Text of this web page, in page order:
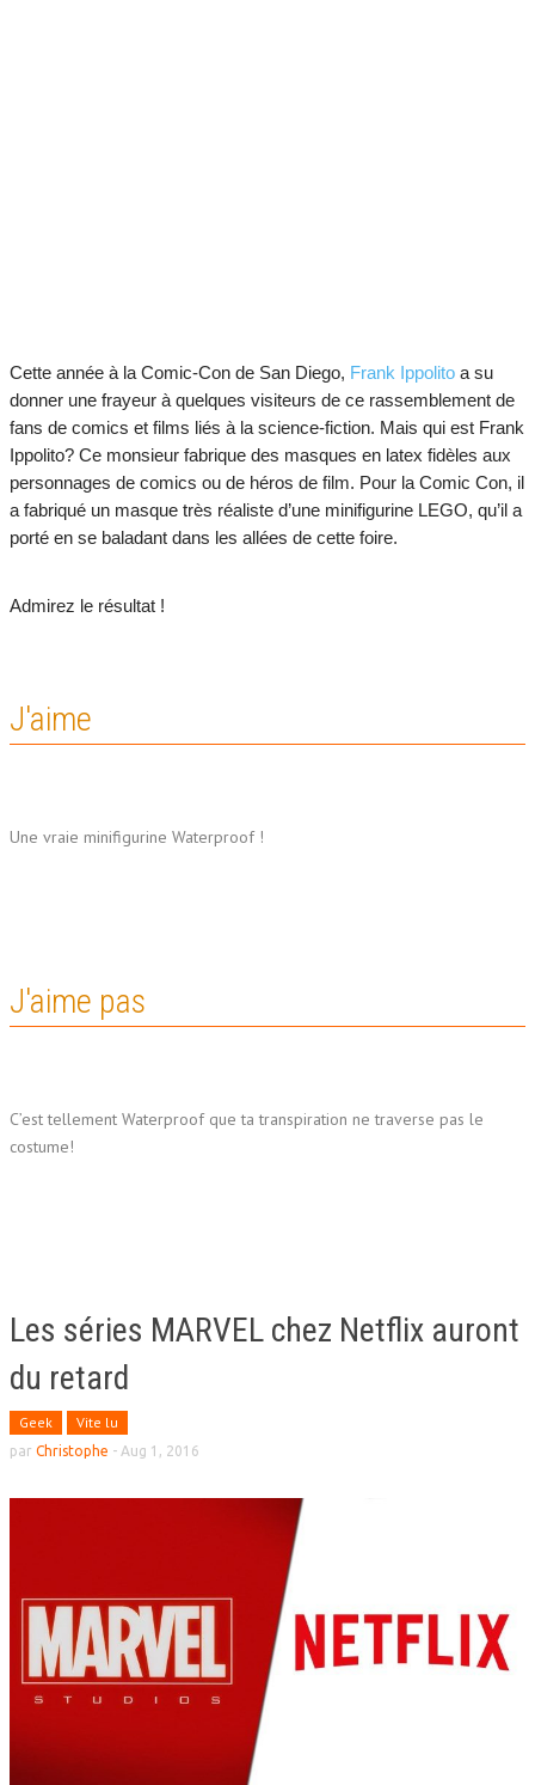
Cette année à la Comic-Con de San Diego, Frank Ippolito a su
donner une frayeur à quelques visiteurs de ce rassemblement de
fans de comics et films liés à la science-fiction. Mais qui est Frank
Ippolito? Ce monsieur fabrique des masques en latex fidèles aux
personnages de comics ou de héros de film. Pour la Comic Con, il
a fabriqué un masque très réaliste d’une minifigurine LEGO, qu’il a
porté en se baladant dans les allées de cette foire.
Admirez le résultat !
J'aime
Une vraie minifigurine Waterproof !
J'aime pas
C’est tellement Waterproof que ta transpiration ne traverse pas le
costume!
Les séries MARVEL chez Netflix auront
du retard
Geek Vite lu
par Christophe - Aug 1, 2016